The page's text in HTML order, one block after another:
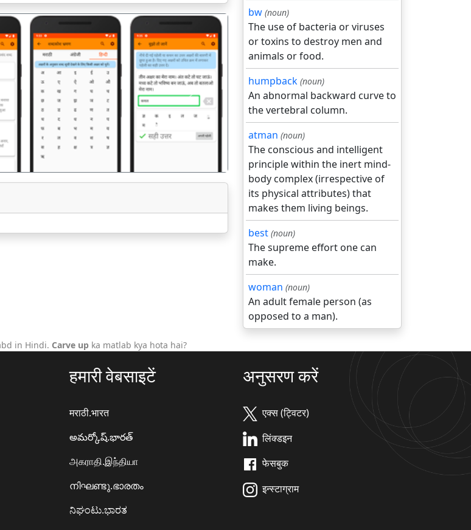
अगला
bw (noun)
The use of bacteria or viruses
or toxins to destroy men and
animals or food.
humpback (noun)
An abnormal backward curve to
the vertebral column.
atman (noun)
The conscious and intelligent
principle within the inert mind-
body complex (irrespective of
its physical attributes) that
makes them living beings.
best (noun)
The supreme effort one can
make.
woman (noun)
An adult female person (as
opposed to a man).
in Hindi. Carve up ka matlab kya hota hai?
हमारी वेबसाइटें
मराठी.भारत
అమర్కోష్.భారత్
அகராதி.இந்தியா
നിഘണ്ടു.ഭാരതം
ನಿಘಂಟು.ಭಾರತ
अनुसरण करें
एक्स (ट्विटर)
लिंक्डइन
फेसबुक
इन्स्टाग्राम